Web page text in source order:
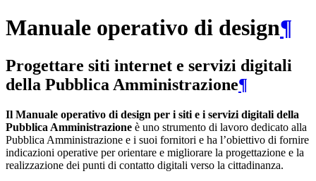
Manuale operativo di design¶
Progettare siti internet e servizi digitali
della Pubblica Amministrazione¶
Il Manuale operativo di design per i siti e i servizi digitali della
Pubblica Amministrazione è uno strumento di lavoro dedicato alla
Pubblica Amministrazione e i suoi fornitori e ha l’obiettivo di fornire
indicazioni operative per orientare e migliorare la progettazione e la
realizzazione dei punti di contatto digitali verso la cittadinanza.